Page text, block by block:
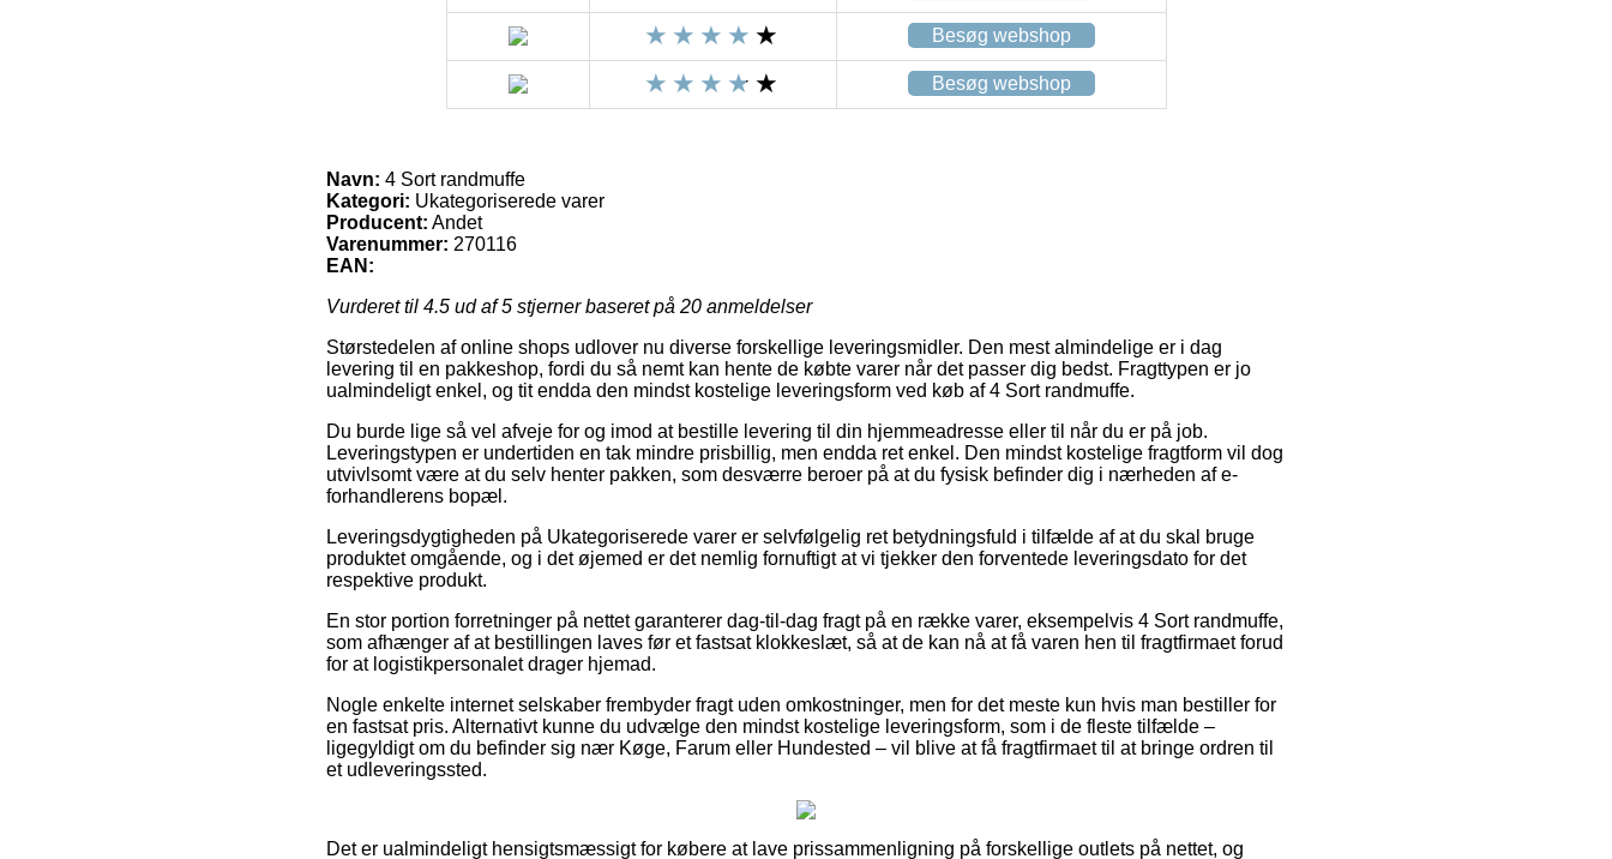
Besøg webshop
Besøg webshop
Navn: 4 Sort randmuffe
Kategori: Ukategoriserede varer
Producent: Andet
Varenummer: 270116
EAN:
Vurderet til 4.5 ud af 5 stjerner baseret på 20 anmeldelser
Størstedelen af online shops udlover nu diverse forskellige leveringsmidler. Den mest almindelige er i dag
levering til en pakkeshop, fordi du så nemt kan hente de købte varer når det passer dig bedst. Fragttypen er jo
ualmindeligt enkel, og tit endda den mindst kostelige leveringsform ved køb af 4 Sort randmuffe.
Du burde lige så vel afveje for og imod at bestille levering til din hjemmeadresse eller til når du er på job.
Leveringstypen er undertiden en tak mindre prisbillig, men endda ret enkel. Den mindst kostelige fragtform vil dog
utvivlsomt være at du selv henter pakken, som desværre beroer på at du fysisk befinder dig i nærheden af e-
forhandlerens bopæl.
Leveringsdygtigheden på Ukategoriserede varer er selvfølgelig ret betydningsfuld i tilfælde af at du skal bruge
produktet omgående, og i det øjemed er det nemlig fornuftigt at vi tjekker den forventede leveringsdato for det
respektive produkt.
En stor portion forretninger på nettet garanterer dag-til-dag fragt på en række varer, eksempelvis 4 Sort randmuffe,
som afhænger af at bestillingen laves før et fastsat klokkeslæt, så at de kan nå at få varen hen til fragtfirmaet forud
for at logistikpersonalet drager hjemad.
Nogle enkelte internet selskaber frembyder fragt uden omkostninger, men for det meste kun hvis man bestiller for
en fastsat pris. Alternativt kunne du udvælge den mindst kostelige leveringsform, som i de fleste tilfælde –
ligegyldigt om du befinder sig nær Køge, Farum eller Hundested – vil blive at få fragtfirmaet til at bringe ordren til
et udleveringssted.
Det er ualmindeligt hensigtsmæssigt for købere at lave prissammenligning på forskellige outlets på nettet, og